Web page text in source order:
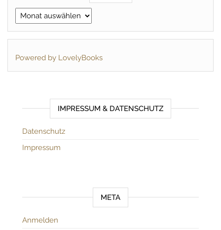
Archiv
Powered by LovelyBooks
IMPRESSUM & DATENSCHUTZ
Datenschutz
Impressum
META
Anmelden